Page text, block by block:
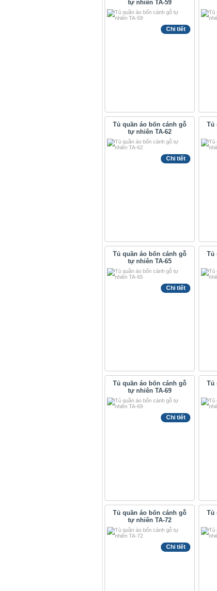
tự nhiên TA-59
Chi tiết
Tủ quần áo bốn cánh gỗ
tự nhiên TA-62
Chi tiết
Tủ
Tủ quần áo bốn cánh gỗ
tự nhiên TA-65
Chi tiết
Tủ
Tủ quần áo bốn cánh gỗ
tự nhiên TA-69
Chi tiết
Tủ
Tủ quần áo bốn cánh gỗ
tự nhiên TA-72
Chi tiết
Tủ